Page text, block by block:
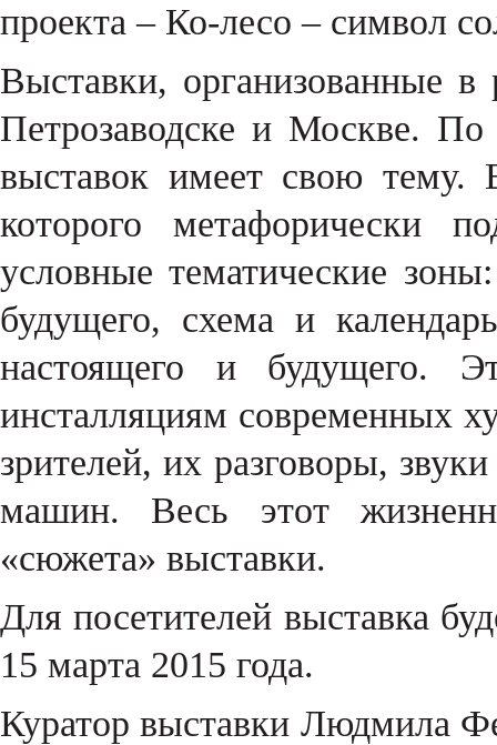
проекта – Ко-лесо – символ
Выставки, организованные
Петрозаводске и Москве. По
выставок имеет свою тему.
которого метафорически
условные тематические
будущего, схема и
настоящего и будущего.
инсталляциям современных
зрителей, их разговоры,
машин. Весь этот
«сюжета» выставки.
Для посетителей выставка
15 марта 2015 года.
Куратор выставки Людмила